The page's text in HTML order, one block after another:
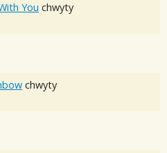
You chwyty
chwyty